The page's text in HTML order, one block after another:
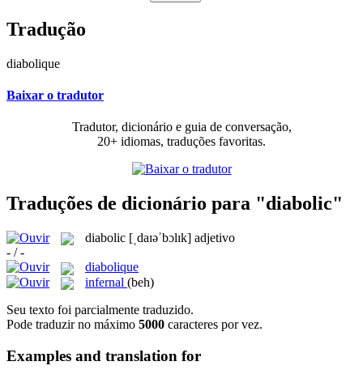
Tradução
diabolique
Baixar o tradutor
Tradutor, dicionário e guia de conversação,
20+ idiomas, traduções favoritas.
Traduções de dicionário para "diabolic"
diabolic [ˌdaɪəˈbɔlɪk] adjetivo
- / -
diabolique
infernal (beh)
Seu texto foi parcialmente traduzido.
Pode traduzir no máximo 5000 caracteres por vez.
Examples and translation for